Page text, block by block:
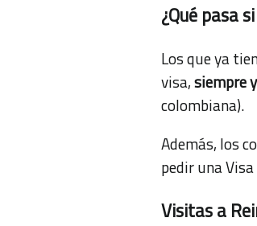
¿Qué pasa
Los que ya
visa,siempre
colombiana).
Además, los
pedir una
Visitas a